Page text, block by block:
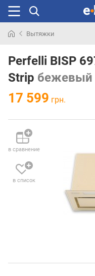
раньше
Вытяжки
Perfelli BISP
Strip бежевый
17 599 грн.
в сравнение
в список